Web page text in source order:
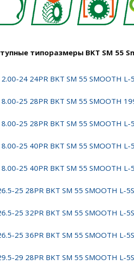
типоразмеры BKT SM 55
24 24PR BKT SM 55 SMOOTH L-
25 28PR BKT SM 55 SMOOTH
25 28PR BKT SM 55 SMOOTH L-
25 40PR BKT SM 55 SMOOTH L-
25 40PR BKT SM 55 SMOOTH L-
25 28PR BKT SM 55 SMOOTH L-
25 32PR BKT SM 55 SMOOTH L-
25 36PR BKT SM 55 SMOOTH L-
29 28PR BKT SM 55 SMOOTH L-